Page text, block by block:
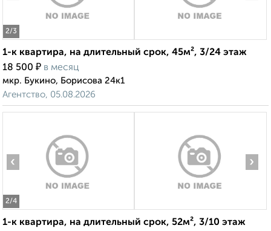
2/3
1-к квартира, на длительный срок, 45м², 3/24 этаж
18 500 ₽ в месяц
мкр. Букино, Борисова 24к1
Агентство, 05.08.2026
2/4
‹ ›
1-к квартира, на длительный срок, 52м², 3/10 этаж